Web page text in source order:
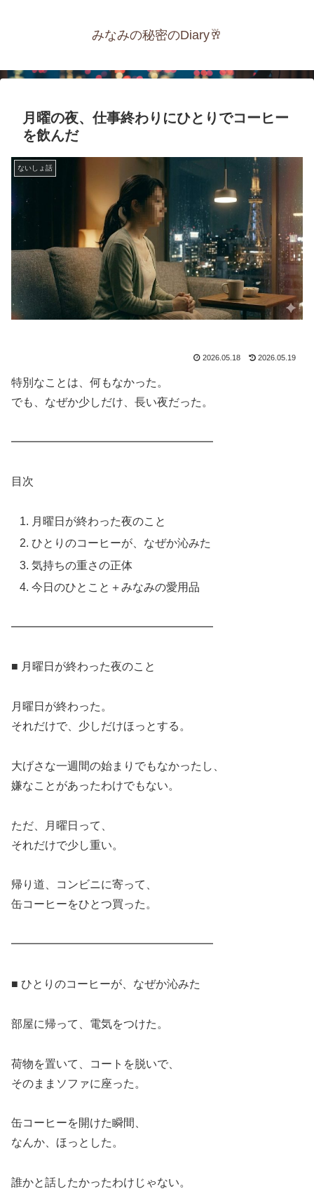
みなみの秘密のDiary🥂
月曜の夜、仕事終わりにひとりでコーヒー
を飲んだ
ないしょ話
2026.05.18 2026.05.19
特別なことは、何もなかった。
でも、なぜか少しだけ、長い夜だった。
━━━━━━━━━━━━━━━━━━
目次
月曜日が終わった夜のこと
ひとりのコーヒーが、なぜか沁みた
気持ちの重さの正体
今日のひとこと＋みなみの愛用品
━━━━━━━━━━━━━━━━━━
■ 月曜日が終わった夜のこと
月曜日が終わった。
それだけで、少しだけほっとする。
大げさな一週間の始まりでもなかったし、
嫌なことがあったわけでもない。
ただ、月曜日って、
それだけで少し重い。
帰り道、コンビニに寄って、
缶コーヒーをひとつ買った。
━━━━━━━━━━━━━━━━━━
■ ひとりのコーヒーが、なぜか沁みた
部屋に帰って、電気をつけた。
荷物を置いて、コートを脱いで、
そのままソファに座った。
缶コーヒーを開けた瞬間、
なんか、ほっとした。
誰かと話したかったわけじゃない。